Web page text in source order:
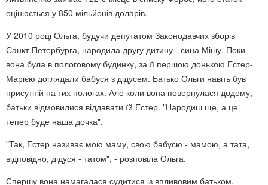
оцінюється у 850 мільйонів доларів.
У 2010 році Ольга, будучи депутатом Законодавчих зборів
Санкт-Петербурга, народила другу дитину - сина Мішу. Поки
вона була в пологовому будинку, за її першою донькою Естер-
Марією доглядали бабуся з дідусем. Батько Ольги навіть був
присутній на тих пологах. Але коли вона повернулася додому,
батьки відмовилися віддавати їй Естер. "Народиш ще, а це
тепер буде наша дочка".
"Так, Естер називає мою маму, свою бабусю - мамою, а тата,
відповідно, дідуся - татом", - розповіла Ольга.
Спершу вона намагалася судитися із впливовим батьком,